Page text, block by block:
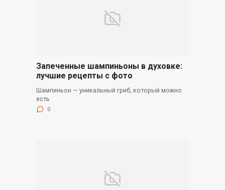
Запеченные шампиньоны в духовке:
лучшие рецепты с фото
Шампиньон — уникальный гриб, который можно
есть
0